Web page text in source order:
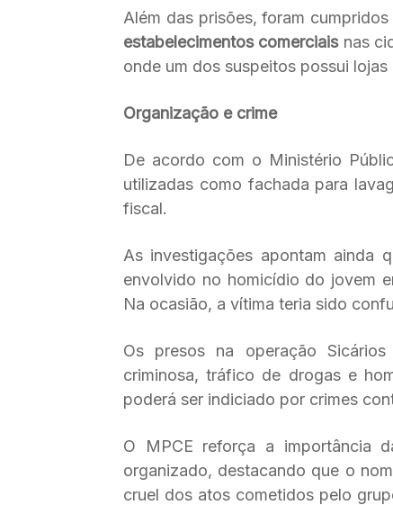
Além das prisões, foram
estabelecimentos comerciaisnas
onde um dos suspeitos possui
Organização e crime
De acordo com o Ministério
utilizadas como fachada para
fiscal.
As investigações apontam ainda
envolvido no homicídio do jovem
Na ocasião, a vítima teria sido
Os presos na operação
criminosa, tráfico de drogas e
poderá ser indiciado por crimes
O MPCE reforça a importância
organizado, destacando que o
cruel dos atos cometidos pelo